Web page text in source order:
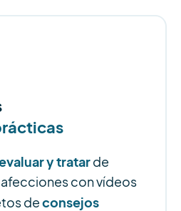
y tratarde
con vídeos
deconsejos